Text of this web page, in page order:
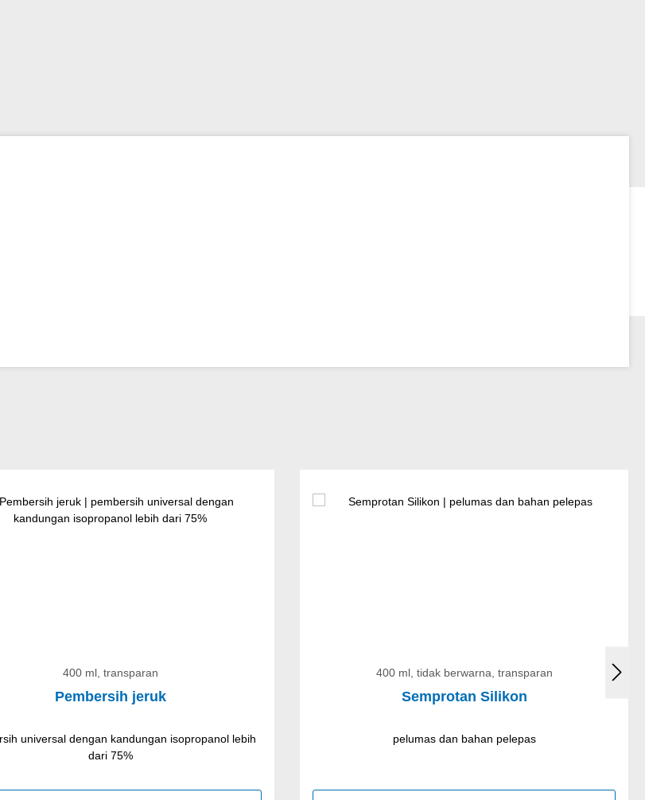
400 ml, transparan
Pembersih jeruk
universal dengan kandungan isopropanol lebih
dari 75%
400 ml, tidak berwarna, transparan
Semprotan Silikon
pelumas dan bahan pelepas